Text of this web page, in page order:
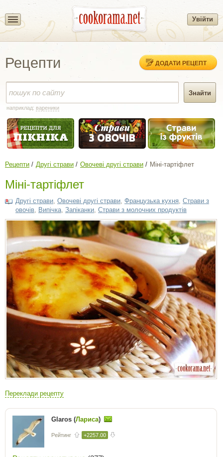
Увійти
Рецепти ДОДАТИ РЕЦЕПТ
наприклад: вареники
Рецепти Другі страви Овочеві другі страви Міні-тартіфлет
Міні-тартіфлет
Другі страви Овочеві другі страви Французька кухня Страви з
овочів Випічка Запіканки Страви з молочних продуктів
Переклади рецепту
Glaros (Лариса)
Рейтинг +2257.00